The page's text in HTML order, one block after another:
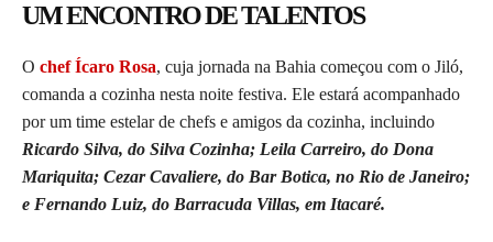
UM ENCONTRO DE TALENTOS
O chef Ícaro Rosa, cuja jornada na Bahia começou com o Jiló,
comanda a cozinha nesta noite festiva. Ele estará acompanhado
por um time estelar de chefs e amigos da cozinha, incluindo
Ricardo Silva, do Silva Cozinha; Leila Carreiro, do Dona
Mariquita; Cezar Cavaliere, do Bar Botica, no Rio de Janeiro;
e Fernando Luiz, do Barracuda Villas, em Itacaré.